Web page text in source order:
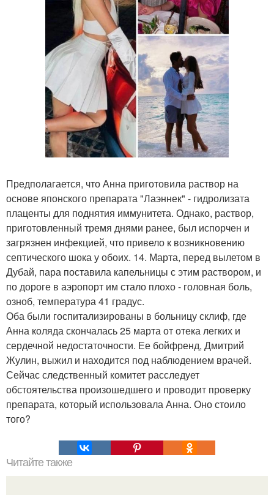
Предполагается, что Анна приготовила раствор на
основе японского препарата "Лаэннек" - гидролизата
плаценты для поднятия иммунитета. Однако, раствор,
приготовленный тремя днями ранее, был испорчен и
загрязнен инфекцией, что привело к возникновению
септического шока у обоих. 14. Марта, перед вылетом в
Дубай, пара поставила капельницы с этим раствором, и
по дороге в аэропорт им стало плохо - головная боль,
озноб, температура 41 градус.
Оба были госпитализированы в больницу склиф, где
Анна коляда скончалась 25 марта от отека легких и
сердечной недостаточности. Ее бойфренд, Дмитрий
Жулин, выжил и находится под наблюдением врачей.
Сейчас следственный комитет расследует
обстоятельства произошедшего и проводит проверку
препарата, который использовала Анна. Оно стоило
того?
Читайте также